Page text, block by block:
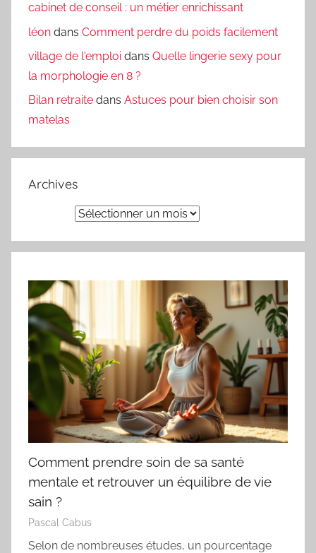
cabinet de conseil : un métier enrichissant
léon dans Comment perdre du poids facilement
village de l'emploi dans Quelle lingerie sexy pour
la morphologie en 8 ?
Bilan retraite dans Astuces pour bien choisir son
matelas
Archives
Comment prendre soin de sa santé
mentale et retrouver un équilibre de vie
sain ?
Pascal Cabus
Selon de nombreuses études, un pourcentage